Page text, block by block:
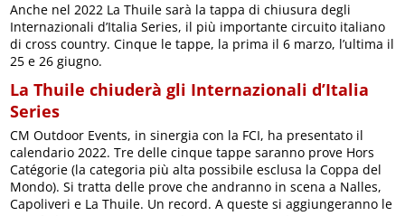
Anche nel 2022 La Thuile sarà la tappa di chiusura degli
Internazionali d’Italia Series, il più importante circuito italiano
di cross country. Cinque le tappe, la prima il 6 marzo, l’ultima il
25 e 26 giugno.
La Thuile chiuderà gli Internazionali d’Italia
Series
CM Outdoor Events, in sinergia con la FCI, ha presentato il
calendario 2022. Tre delle cinque tappe saranno prove Hors
Catégorie (la categoria più alta possibile esclusa la Coppa del
Mondo). Si tratta delle prove che andranno in scena a Nalles,
Capoliveri e La Thuile. Un record. A queste si aggiungeranno le